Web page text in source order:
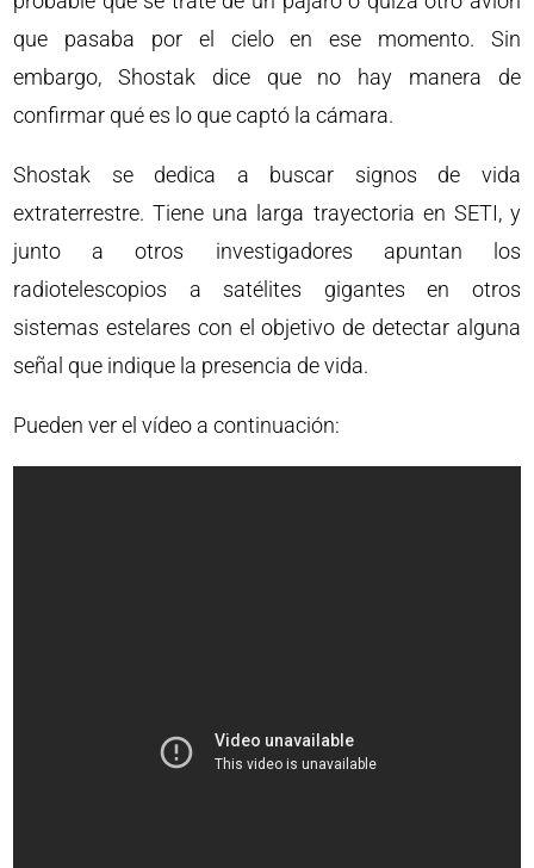
que pasaba por el cielo en ese momento. Sin
embargo, Shostak dice que no hay manera de
confirmar qué es lo que captó la cámara.
Shostak se dedica a buscar signos de vida
extraterrestre. Tiene una larga trayectoria en SETI, y
junto a otros investigadores apuntan los
radiotelescopios a satélites gigantes en otros
sistemas estelares con el objetivo de detectar alguna
señal que indique la presencia de vida.
Pueden ver el vídeo a continuación: